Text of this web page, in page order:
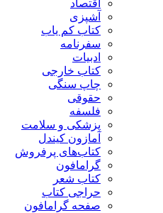
اقتصاد
آشپزی
کتاب کم یاب
سفرنامه
ادبیات
کتاب خارجی
چاپ سنگی
حقوقی
فلسفه
پزشکی و سلامت
آمازون کیندل
کتاب‌های پرفروش
گرامافون
کتاب شعر
حراجی کتاب
صفحه گرامافون